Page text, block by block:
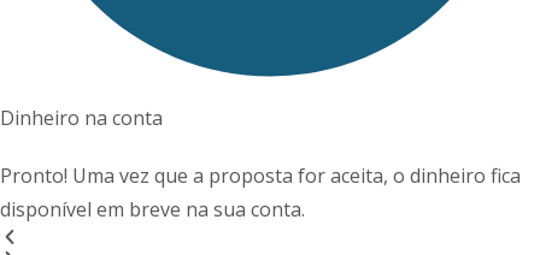
Dinheiro na conta
Pronto! Uma vez que a proposta for aceita, o dinheiro fica
disponível em breve na sua conta.